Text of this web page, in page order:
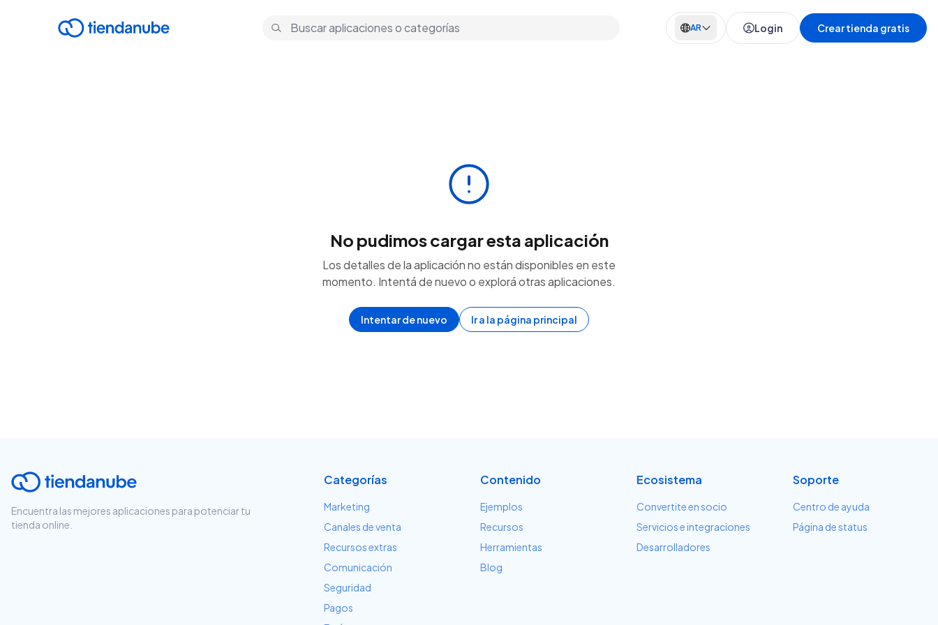
AR Login Crear tienda gratis
No pudimos cargar esta aplicación
Los detalles de la aplicación no están disponibles en este
momento. Intentá de nuevo o explorá otras aplicaciones.
Intentar de nuevo Ir a la página principal
Encuentra las mejores aplicaciones para potenciar tu
tienda online.
Categorías
Marketing
Canales de venta
Recursos extras
Comunicación
Seguridad
Pagos
Contenido
Ejemplos
Recursos
Herramientas
Blog
Ecosistema
Convertite en socio
Servicios e integraciones
Desarrolladores
Soporte
Centro de ayuda
Página de status